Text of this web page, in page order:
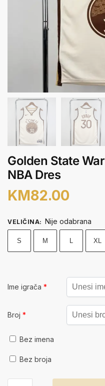
Golden State
NBA Dres
KM82.00
VELIČINA: Nije odabrana
S M L XL
Ime igrača *
Broj *
Bez imena
Bez broja